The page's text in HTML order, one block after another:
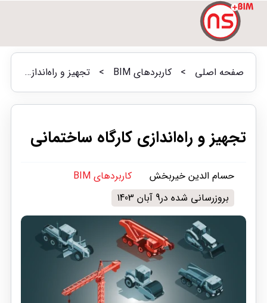
صفحه اصلی > کاربردهای BIM > تجهیز و راه‌اندازی کارگاه ساختمانی
تجهیز و راه‌اندازی کارگاه ساختمانی
حسام الدین خیربخش
کاربردهای BIM
بروزرسانی شده در9 آبان 1403